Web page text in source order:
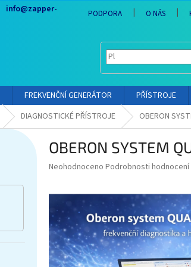
info@zapper-
PODPORA O NÁS
FREKVENČNÍ GENERÁTOR PŘÍSTROJE
DIAGNOSTICKÉ PŘÍSTROJE OBERON
OBERON SYSTEM
Průměrné
0,0
z
hvězdiček.
Neohodnoceno Podrobnosti hodnocení